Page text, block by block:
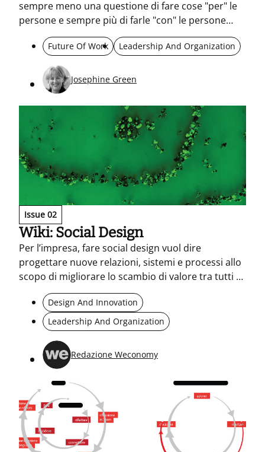
sempre meno una questione di fare cose "per" le
persone e sempre più di farle "con" le persone
stesse.
Future Of Work Leadership And Organization
Josephine Green
Issue 02
Wiki: Social Design
Per l’impresa, fare social design vuol dire
progettare nuove relazioni, sistemi e processi allo
scopo di migliorare lo scambio di valore tra tutti gli
attori, per produrre un sistema di senso che
aumenti la partecipazione e l’azione collettiva
dentro e fuori l’organizzazione.
Design And Innovation
Leadership And Organization
Redazione Weconomy